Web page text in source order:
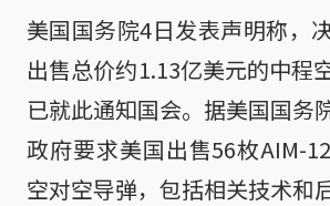
美国国务院4日发表声明称，
出售总价约1.13亿美元的中程
已就此通知国会。据美国国务
政府要求美国出售56枚AIM-
空对空导弹，包括相关技术和